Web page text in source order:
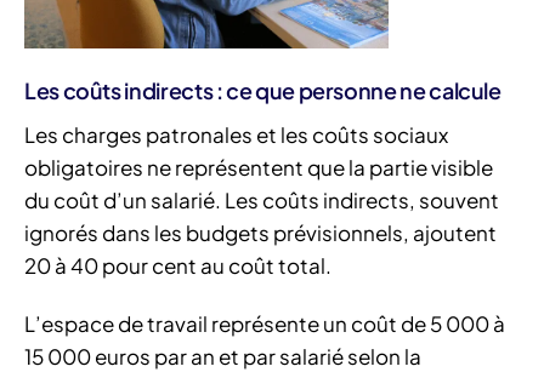
Les coûts indirects : ce que personne ne calcule
Les charges patronales et les coûts sociaux
obligatoires ne représentent que la partie visible
du coût d’un salarié. Les coûts indirects, souvent
ignorés dans les budgets prévisionnels, ajoutent
20 à 40 pour cent au coût total.
L’espace de travail représente un coût de 5 000 à
15 000 euros par an et par salarié selon la